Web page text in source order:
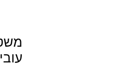
עובי 4 כמות 1 רדיוס 0 צבע שקוף